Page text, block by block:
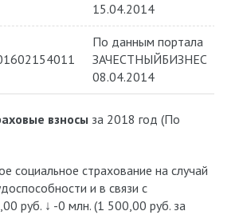
15.04.2014
По данным портала
ЗАЧЕСТНЫЙБИЗНЕС
08.04.2014
взносыза 2018 год (По
социальное страхование на случай
и в связи с
руб. ↓ -0 млн. (1 500,00 руб. за